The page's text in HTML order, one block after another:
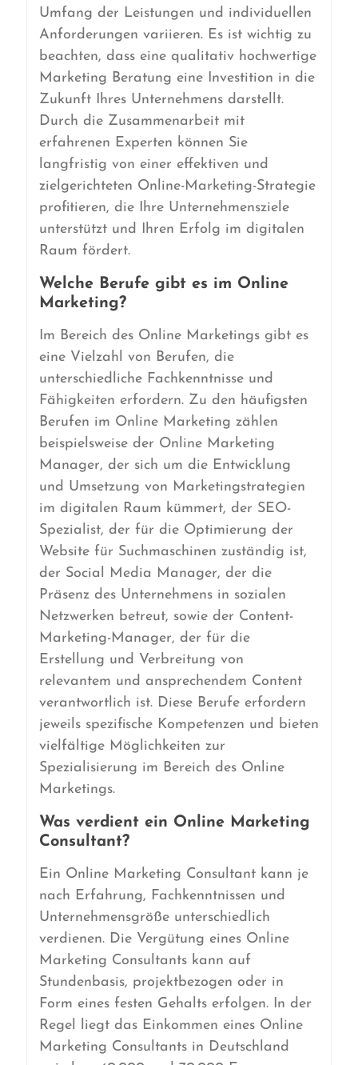
Umfang der Leistungen und individuellen
Anforderungen variieren. Es ist wichtig zu
beachten, dass eine qualitativ hochwertige
Marketing Beratung eine Investition in die
Zukunft Ihres Unternehmens darstellt.
Durch die Zusammenarbeit mit
erfahrenen Experten können Sie
langfristig von einer effektiven und
zielgerichteten Online-Marketing-Strategie
profitieren, die Ihre Unternehmensziele
unterstützt und Ihren Erfolg im digitalen
Raum fördert.
Welche Berufe gibt es im Online
Marketing?
Im Bereich des Online Marketings gibt es
eine Vielzahl von Berufen, die
unterschiedliche Fachkenntnisse und
Fähigkeiten erfordern. Zu den häufigsten
Berufen im Online Marketing zählen
beispielsweise der Online Marketing
Manager, der sich um die Entwicklung
und Umsetzung von Marketingstrategien
im digitalen Raum kümmert, der SEO-
Spezialist, der für die Optimierung der
Website für Suchmaschinen zuständig ist,
der Social Media Manager, der die
Präsenz des Unternehmens in sozialen
Netzwerken betreut, sowie der Content-
Marketing-Manager, der für die
Erstellung und Verbreitung von
relevantem und ansprechendem Content
verantwortlich ist. Diese Berufe erfordern
jeweils spezifische Kompetenzen und bieten
vielfältige Möglichkeiten zur
Spezialisierung im Bereich des Online
Marketings.
Was verdient ein Online Marketing
Consultant?
Ein Online Marketing Consultant kann je
nach Erfahrung, Fachkenntnissen und
Unternehmensgröße unterschiedlich
verdienen. Die Vergütung eines Online
Marketing Consultants kann auf
Stundenbasis, projektbezogen oder in
Form eines festen Gehalts erfolgen. In der
Regel liegt das Einkommen eines Online
Marketing Consultants in Deutschland